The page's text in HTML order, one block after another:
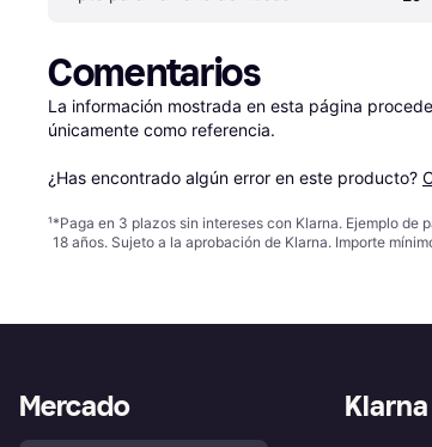
Comentarios
La información mostrada en esta página
únicamente como referencia.
¿Has encontrado algún error en este producto?
¹*Paga en 3 plazos sin intereses con Klarna. Ejemplo de
18 años. Sujeto a la aprobación de Klarna. Importe
Klarna
Mercado